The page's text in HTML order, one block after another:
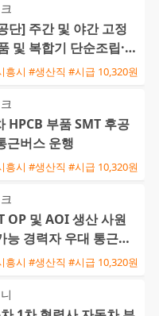
단] 주간 및 야간 고정
및 복합기 단순조립·검
근버
흥시 #생산직 #시급 10,320원
HPCB 부품 SMT 후공
근버스 운행
흥시 #생산직 #시급 10,320원
OP 및 AOI 생산 사원
능 경력자 우대 통근버
흥시 #생산직 #시급 10,320원